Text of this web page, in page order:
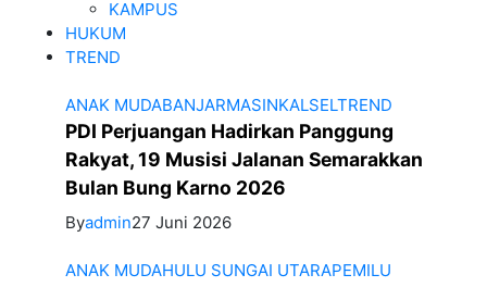
KAMPUS
HUKUM
TREND
ANAK MUDABANJARMASINKALSELTREND
PDI Perjuangan Hadirkan Panggung
Rakyat, 19 Musisi Jalanan Semarakkan
Bulan Bung Karno 2026
Byadmin27 Juni 2026
ANAK MUDAHULU SUNGAI UTARAPEMILU